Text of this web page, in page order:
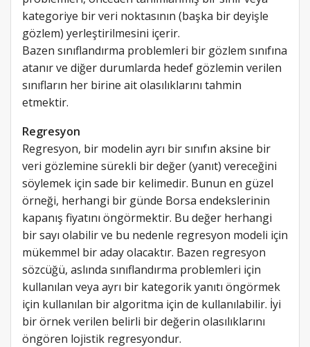
kategoriye bir veri noktasının (başka bir deyişle
gözlem) yerleştirilmesini içerir.
Bazen sınıflandırma problemleri bir gözlem sınıfına
atanır ve diğer durumlarda hedef gözlemin verilen
sınıfların her birine ait olasılıklarını tahmin
etmektir.
Regresyon
Regresyon, bir modelin ayrı bir sınıfın aksine bir
veri gözlemine sürekli bir değer (yanıt) vereceğini
söylemek için sade bir kelimedir. Bunun en güzel
örneği, herhangi bir günde Borsa endekslerinin
kapanış fiyatını öngörmektir. Bu değer herhangi
bir sayı olabilir ve bu nedenle regresyon modeli için
mükemmel bir aday olacaktır. Bazen regresyon
sözcüğü, aslında sınıflandırma problemleri için
kullanılan veya ayrı bir kategorik yanıtı öngörmek
için kullanılan bir algoritma için de kullanılabilir. İyi
bir örnek verilen belirli bir değerin olasılıklarını
öngören lojistik regresyondur.